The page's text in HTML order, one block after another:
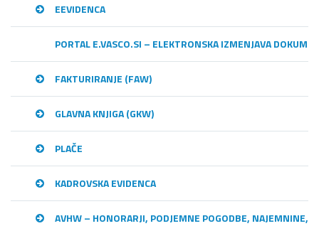
EEVIDENCA
PORTAL E.VASCO.SI – ELEKTRONSKA IZMENJAVA
FAKTURIRANJE (FAW)
GLAVNA KNJIGA (GKW)
PLAČE
KADROVSKA EVIDENCA
AVHW – HONORARJI, PODJEMNE POGODBE, NAJEMNINE,…